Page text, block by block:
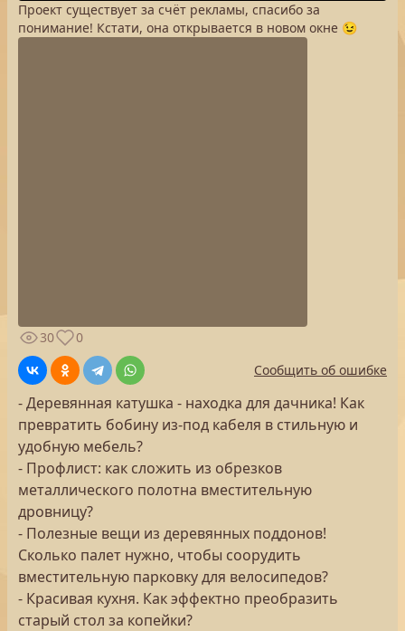
Проект существует за счёт рекламы, спасибо за
понимание! Кстати, она открывается в новом окне 😉
30
0
Сообщить об ошибке
- Деревянная катушка - находка для дачника! Как
превратить бобину из-под кабеля в стильную и
удобную мебель?
- Профлист: как сложить из обрезков
металлического полотна вместительную
дровницу?
- Полезные вещи из деревянных поддонов!
Сколько палет нужно, чтобы соорудить
вместительную парковку для велосипедов?
- Красивая кухня. Как эффектно преобразить
старый стол за копейки?